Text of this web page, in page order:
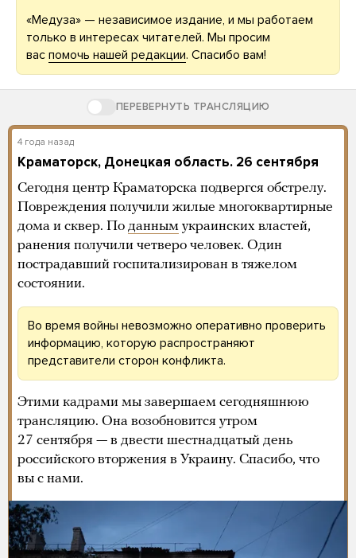
«Медуза» — независимое издание, и мы работаем
только в интересах читателей. Мы просим
вас помочь нашей редакции. Спасибо вам!
ПЕРЕВЕРНУТЬ ТРАНСЛЯЦИЮ
4 года назад
Краматорск, Донецкая область. 26 сентября
Сегодня центр Краматорска подвергся обстрелу.
Повреждения получили жилые многоквартирные
дома и сквер. По данным украинских властей,
ранения получили четверо человек. Один
пострадавший госпитализирован в тяжелом
состоянии.
Во время войны невозможно оперативно проверить
информацию, которую распространяют
представители сторон конфликта.
Этими кадрами мы завершаем сегодняшнюю
трансляцию. Она возобновится утром
27 сентября — в двести шестнадцатый день
российского вторжения в Украину. Спасибо, что
вы с нами.